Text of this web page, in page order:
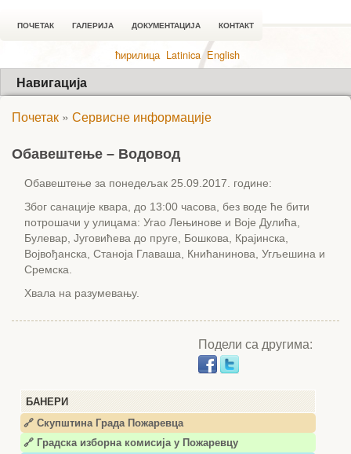
ПОЧЕТАК ГАЛЕРИЈА ДОКУМЕНТАЦИЈА КОНТАКТ
ћирилица Latinica English
Навигација
БАНЕРИ
🔗 Скупштина Града Пожаревца
🔗 Градска изборна комисија у Пожаревцу
Почетак » Сервисне информације
Обавештење – Водовод
Обавештење за понедељак 25.09.2017. године:
Због санације квара, до 13:00 часова, без воде ће бити
потрошачи у улицама: Угао Лењинове и Воје Дулића,
Булевар, Југовићева до пруге, Бошкова, Крајинска,
Војвођанска, Станоја Главаша, Книћанинова, Угљешина и
Сремска.
Хвала на разумевању.
Подели са другима: